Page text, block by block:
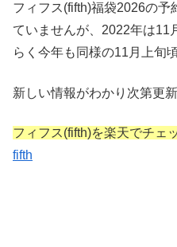
フィフス(fifth)福袋2026の
ていませんが、2022年は11
らく今年も同様の11月上旬
新しい情報がわかり次第更新
フィフス(fifth)を楽天でチェ
fifth